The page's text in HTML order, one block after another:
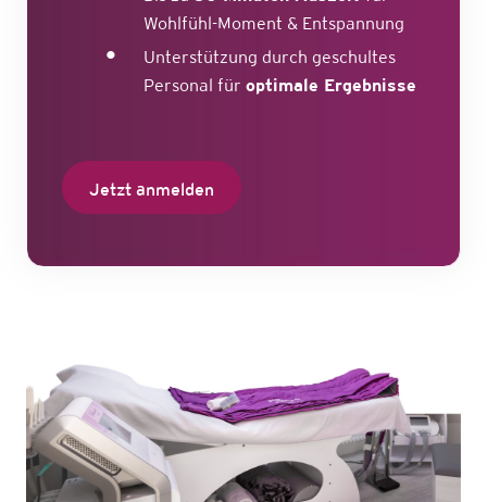
Wohlfühl-Moment & Entspannung
Unterstützung durch geschultes
Personal füroptimale Ergebnisse
Jetzt anmelden